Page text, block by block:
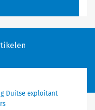
Duitse exploitant